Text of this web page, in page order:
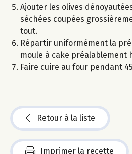
Ajouter les olives
séchées coupées
tout.
Répartir uniformément la
moule à cake préalablement
Faire cuire au four pendant
Retour à la liste
Imprimer la recette